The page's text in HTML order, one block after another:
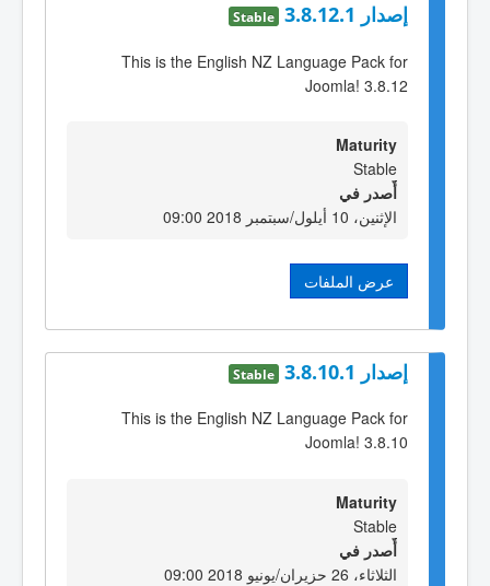
إصدار 3.8.12.1 Stable
This is the English NZ Language Pack for
Joomla! 3.8.12
Maturity
Stable
أٌصدر في
الإثنين، 10 أيلول/سبتمبر 2018 09:00
عرض الملفات
إصدار 3.8.10.1 Stable
This is the English NZ Language Pack for
Joomla! 3.8.10
Maturity
Stable
أٌصدر في
الثلاثاء، 26 حزيران/يونيو 2018 09:00